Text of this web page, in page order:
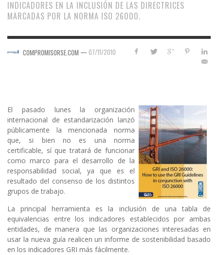
INDICADORES EN LA INCLUSIÓN DE LAS DIRECTRICES
MARCADAS POR LA NORMA ISO 26000.
COMPROMISORSE.COM — 07/11/2010
El pasado lunes la organización
internacional de estandarización lanzó
públicamente la mencionada norma
que, si bien no es una norma
certificable, sí que tratará de funcionar
como marco para el desarrollo de la
responsabilidad social, ya que es el
resultado del consenso de los distintos
grupos de trabajo.
La principal herramienta es la inclusión de una tabla de
equivalencias entre los indicadores establecidos por ambas
entidades, de manera que las organizaciones interesadas en
usar la nueva guía realicen un informe de sostenibilidad basado
en los indicadores GRI más fácilmente.